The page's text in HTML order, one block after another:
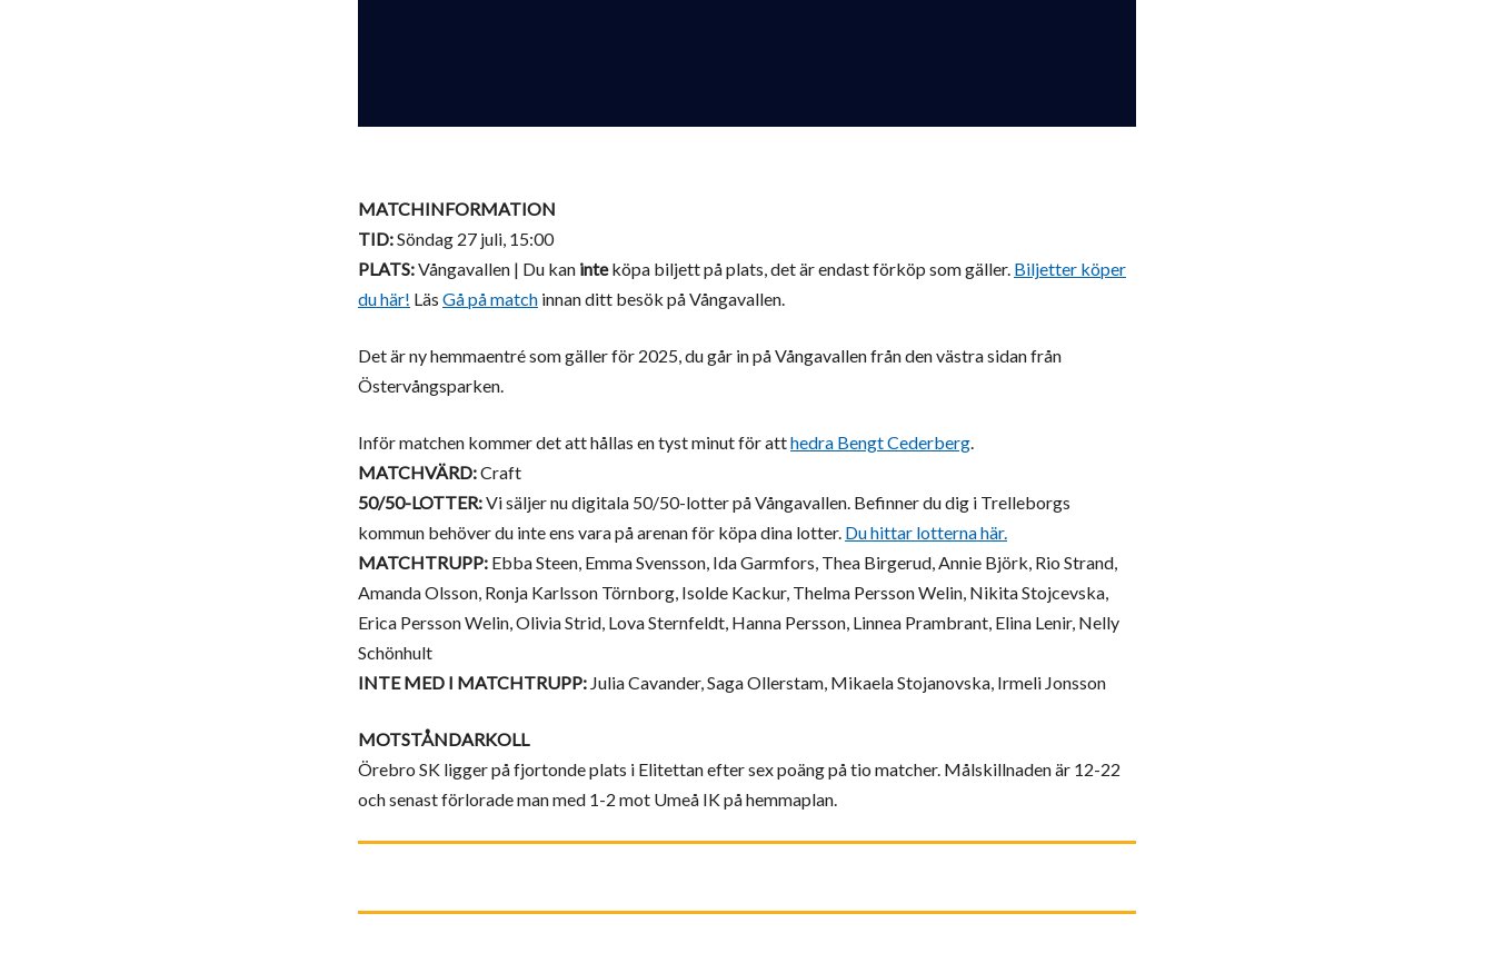
MATCHINFORMATION
TID:Söndag 27 juli, 15:00
PLATS:Vångavallen | Du kan inteköpa biljett på plats, det är endast förköp som gäller. Biljetter köper
du här! Läs Gå på match innan ditt besök på Vångavallen.
Det är ny hemmaentré som gäller för 2025, du går in på Vångavallen från den västra sidan från
Östervångsparken.
Inför matchen kommer det att hållas en tyst minut för atthedra Bengt Cederberg
MATCHVÄRD:Craft
50/50-LOTTER:Vi säljer nu digitala 50/50-lotter på Vångavallen. Befinner du dig i Trelleborgs
kommun behöver du inte ens vara på arenan för köpa dina lotter. Du hittar lotterna här.
MATCHTRUPP: Ebba Steen, Emma Svensson, Ida Garmfors, Thea Birgerud, Annie Björk, Rio Strand,
Amanda Olsson, Ronja Karlsson Törnborg, Isolde Kackur, Thelma Persson Welin, Nikita Stojcevska,
Erica Persson Welin, Olivia Strid, Lova Sternfeldt, Hanna Persson, Linnea Prambrant, Elina Lenir, Nelly
Schönhult
INTE MED I MATCHTRUPP: Julia Cavander, Saga Ollerstam, Mikaela Stojanovska, Irmeli Jonsson
MOTSTÅNDARKOLL
Örebro SK ligger på fjortonde plats i Elitettan efter sex poäng på tio matcher. Målskillnaden är 12-22
och senast förlorade man med 1-2 mot Umeå IK på hemmaplan.